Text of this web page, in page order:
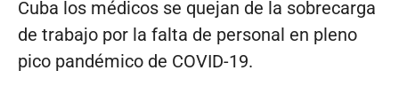
Cuba los médicos se quejan de la sobrecarga
de trabajo por la falta de personal en pleno
pico pandémico de COVID-19.